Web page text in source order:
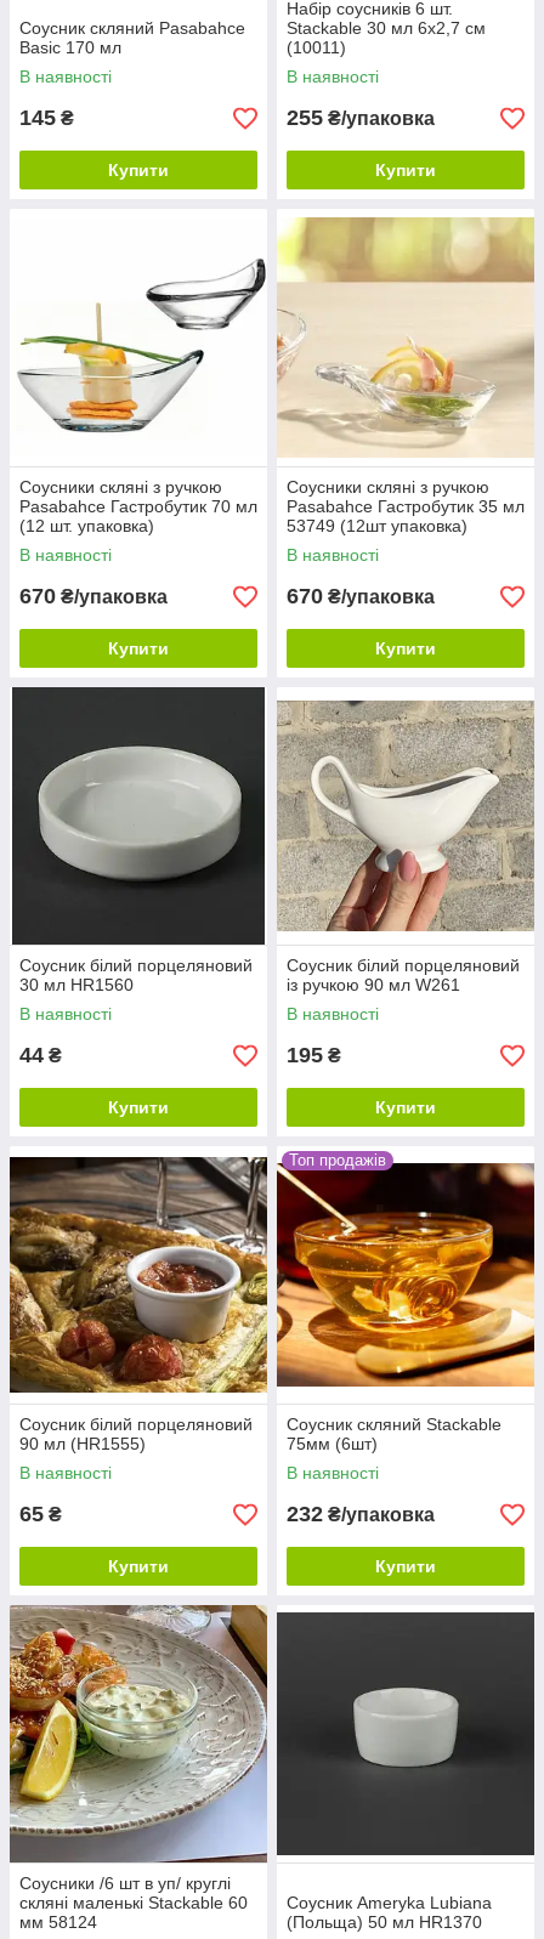
Соусник скляний Pasabahce
Basic 170 мл
В наявності
145 ₴
Купити
Набір соусників 6 шт.
Stackable 30 мл 6х2,7 см
(10011)
В наявності
255 ₴/упаковка
Купити
Соусники скляні з ручкою
Pasabahce Гастробутик 70 мл
(12 шт. упаковка)
В наявності
670 ₴/упаковка
Купити
Соусники скляні з ручкою
Pasabahce Гастробутик 35 мл
53749 (12шт упаковка)
В наявності
670 ₴/упаковка
Купити
Соусник білий порцеляновий
30 мл HR1560
В наявності
44 ₴
Купити
Соусник білий порцеляновий
із ручкою 90 мл W261
В наявності
195 ₴
Купити
Соусник білий порцеляновий
90 мл (HR1555)
В наявності
65 ₴
Купити
Топ продажів
Соусник скляний Stackable
75мм (6шт)
В наявності
232 ₴/упаковка
Купити
Соусники /6 шт в уп/ круглі
скляні маленькі Stackable 60
мм 58124
Соусник Ameryka Lubiana
(Польща) 50 мл HR1370